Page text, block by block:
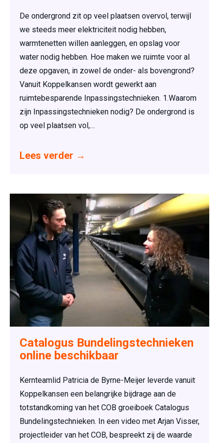
De ondergrond zit op veel plaatsen overvol, terwijl
we steeds meer elektriciteit nodig hebben,
warmtenetten willen aanleggen, en opslag voor
water nodig hebben. Hoe maken we ruimte voor al
deze opgaven, in zowel de onder- als bovengrond?
Vanuit Koppelkansen wordt gewerkt aan
ruimtebesparende Inpassingstechnieken. 1.Waarom
zijn Inpassingstechnieken nodig? De ondergrond is
op veel plaatsen vol,…
Lees verder →
Catalogus Bundelingstechnieken
online beschikbaar
Kernteamlid Patricia de Byrne-Meijer leverde vanuit
Koppelkansen een belangrijke bijdrage aan de
totstandkoming van het COB groeiboek Catalogus
Bundelingstechnieken. In een video met Arjan Visser,
projectleider van het COB, bespreekt zij de waarde